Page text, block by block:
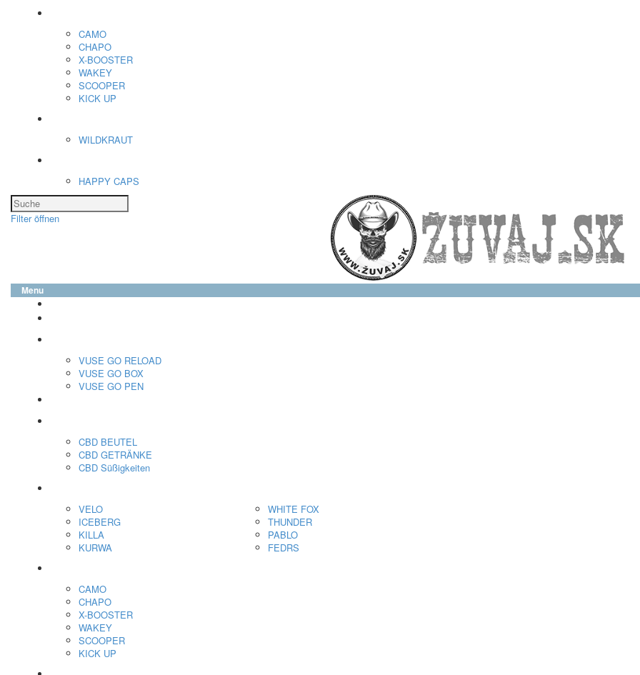
CAMO
CHAPO
X-BOOSTER
WAKEY
SCOOPER
KICK UP
WILDKRAUT
HAPPY CAPS
Filter öffnen
Menu
VUSE GO RELOAD
VUSE GO BOX
VUSE GO PEN
CBD BEUTEL
CBD GETRÄNKE
CBD Süßigkeiten
VELO
ICEBERG
KILLA
KURWA
WHITE FOX
THUNDER
PABLO
FEDRS
CAMO
CHAPO
X-BOOSTER
WAKEY
SCOOPER
KICK UP